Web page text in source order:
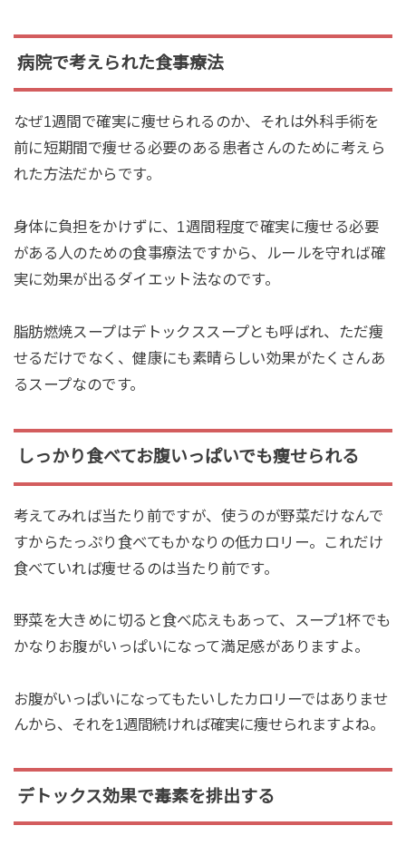
病院で考えられた食事療法
なぜ1週間で確実に痩せられるのか、それは外科手術を
前に短期間で痩せる必要のある患者さんのために考えら
れた方法だからです。
身体に負担をかけずに、1週間程度で確実に痩せる必要
がある人のための食事療法ですから、ルールを守れば確
実に効果が出るダイエット法なのです。
脂肪燃焼スープはデトックススープとも呼ばれ、ただ痩
せるだけでなく、健康にも素晴らしい効果がたくさんあ
るスープなのです。
しっかり食べてお腹いっぱいでも痩せられる
考えてみれば当たり前ですが、使うのが野菜だけなんで
すからたっぷり食べてもかなりの低カロリー。これだけ
食べていれば痩せるのは当たり前です。
野菜を大きめに切ると食べ応えもあって、スープ1杯でも
かなりお腹がいっぱいになって満足感がありますよ。
お腹がいっぱいになってもたいしたカロリーではありませ
んから、それを1週間続ければ確実に痩せられますよね。
デトックス効果で毒素を排出する